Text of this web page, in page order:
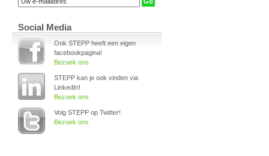
Social Media
Ook STEPP heeft een eigen
facebookpagina!
Bezoek ons
STEPP kan je ook vinden via
LinkedIn!
Bezoek ons
Volg STEPP op Twitter!
Bezoek ons